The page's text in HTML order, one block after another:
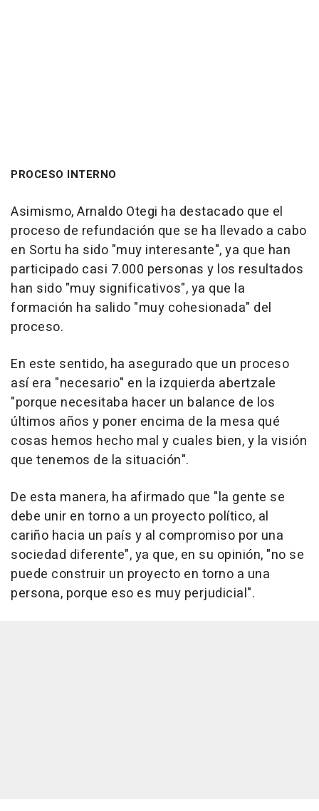
PROCESO INTERNO
Asimismo, Arnaldo Otegi ha destacado que el
proceso de refundación que se ha llevado a cabo
en Sortu ha sido "muy interesante", ya que han
participado casi 7.000 personas y los resultados
han sido "muy significativos", ya que la
formación ha salido "muy cohesionada" del
proceso.
En este sentido, ha asegurado que un proceso
así era "necesario" en la izquierda abertzale
"porque necesitaba hacer un balance de los
últimos años y poner encima de la mesa qué
cosas hemos hecho mal y cuales bien, y la visión
que tenemos de la situación".
De esta manera, ha afirmado que "la gente se
debe unir en torno a un proyecto político, al
cariño hacia un país y al compromiso por una
sociedad diferente", ya que, en su opinión, "no se
puede construir un proyecto en torno a una
persona, porque eso es muy perjudicial".